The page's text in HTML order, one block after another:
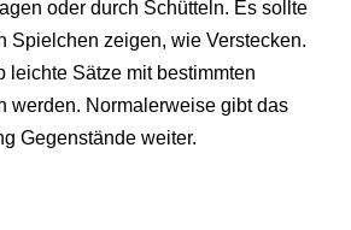
oder durch Schütteln. Es sollte
Spielchen zeigen, wie Verstecken.
leichte Sätze mit bestimmten
werden. Normalerweise gibt das
Gegenstände weiter.